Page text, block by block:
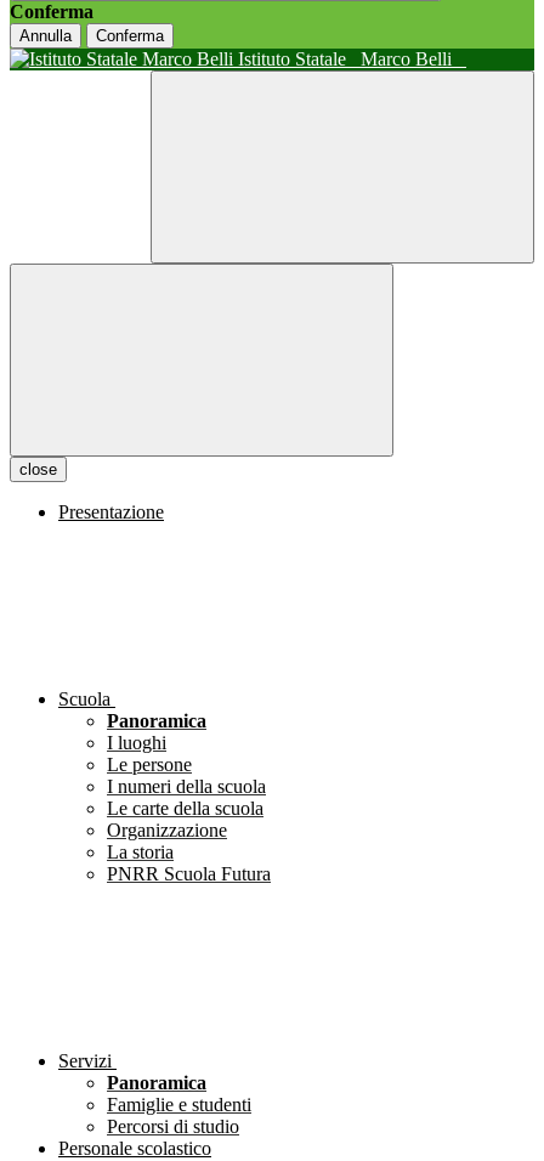
Conferma
Annulla Conferma
Istituto Statale Marco Belli
close
Presentazione
Scuola
Panoramica
I luoghi
Le persone
I numeri della scuola
Le carte della scuola
Organizzazione
La storia
PNRR Scuola Futura
Servizi
Panoramica
Famiglie e studenti
Percorsi di studio
Personale scolastico